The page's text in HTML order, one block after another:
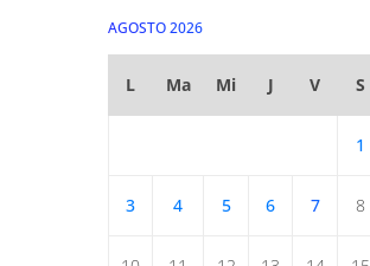
AGOSTO 2026
L Ma Mi J V S
1
3 4 5 6 7 8